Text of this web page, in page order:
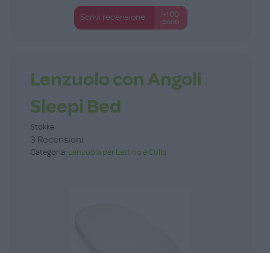
Scrivi recensione
+100
punti
Lenzuolo con Angoli
Sleepi Bed
Stokke
3 Recensioni
Categoria: Lenzuola per Lettino e Culla